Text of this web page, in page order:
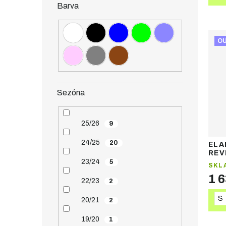
Barva
Sezóna
25/26 9
24/25 20
23/24 5
22/23 2
20/21 2
19/20 1
1
S